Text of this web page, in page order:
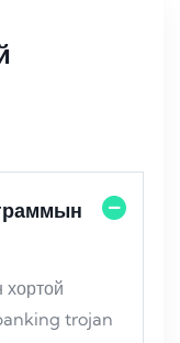
trojan